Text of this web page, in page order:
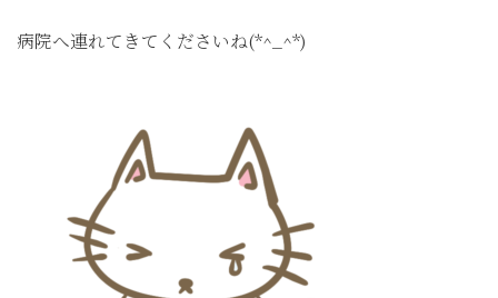
病院へ連れてきてくださいね(*^_^*)